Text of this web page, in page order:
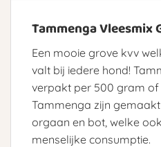
Tammenga Vleesmix
Een mooie grove kvv
valt bij iedere hond!
verpakt per 500 gram of
Tammenga zijn gemaakt
orgaan en bot, welke
menselijke consumptie.